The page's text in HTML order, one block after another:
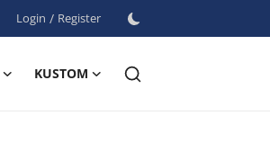
Login / Register
KUSTOM